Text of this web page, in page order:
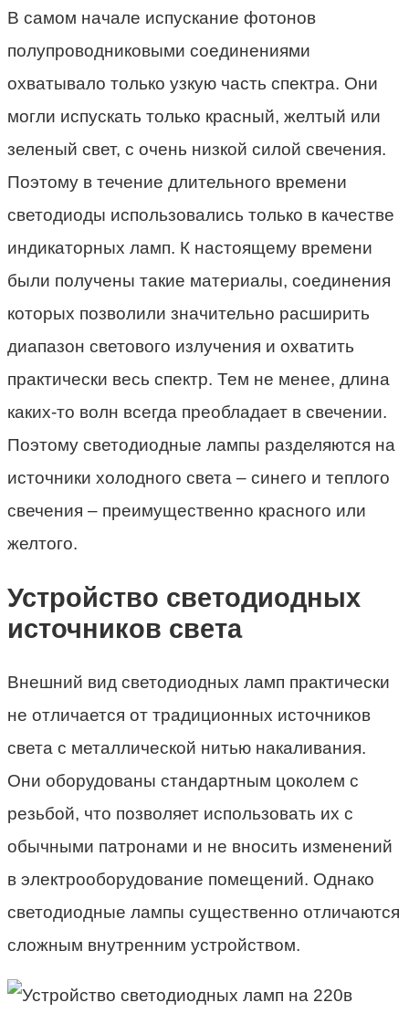
В самом начале испускание фотонов
полупроводниковыми соединениями
охватывало только узкую часть спектра. Они
могли испускать только красный, желтый или
зеленый свет, с очень низкой силой свечения.
Поэтому в течение длительного времени
светодиоды использовались только в качестве
индикаторных ламп. К настоящему времени
были получены такие материалы, соединения
которых позволили значительно расширить
диапазон светового излучения и охватить
практически весь спектр. Тем не менее, длина
каких-то волн всегда преобладает в свечении.
Поэтому светодиодные лампы разделяются на
источники холодного света – синего и теплого
свечения – преимущественно красного или
желтого.
Устройство светодиодных
источников света
Внешний вид светодиодных ламп практически
не отличается от традиционных источников
света с металлической нитью накаливания.
Они оборудованы стандартным цоколем с
резьбой, что позволяет использовать их с
обычными патронами и не вносить изменений
в электрооборудование помещений. Однако
светодиодные лампы существенно отличаются
сложным внутренним устройством.